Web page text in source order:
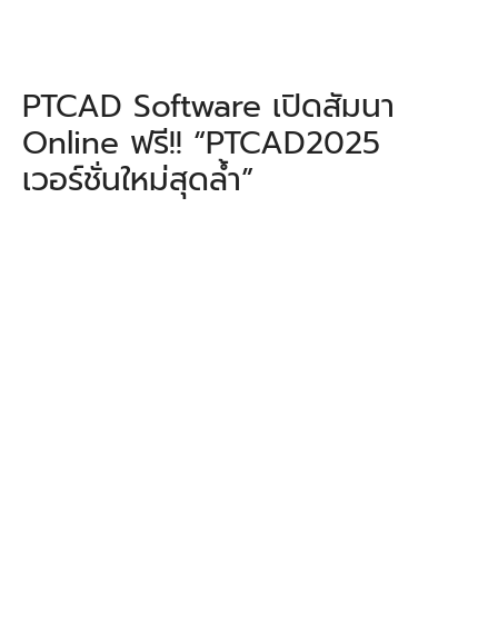
PTCAD Software เปิดสัมนา
Online ฟรี!! “PTCAD2025
เวอร์ชั่นใหม่สุดล้ำ”